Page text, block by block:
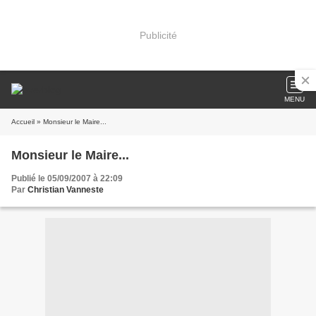
Publicité
MENU
Accueil » Monsieur le Maire...
Monsieur le Maire...
Publié le 05/09/2007 à 22:09
Par Christian Vanneste